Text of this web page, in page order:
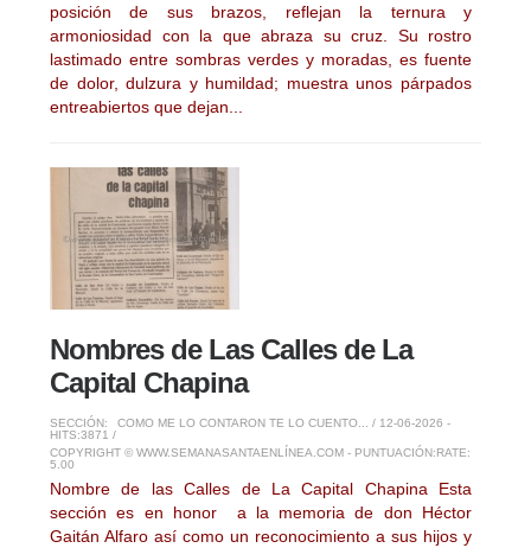
posición de sus brazos, reflejan la ternura y
armoniosidad con la que abraza su cruz. Su rostro
lastimado entre sombras verdes y moradas, es fuente
de dolor, dulzura y humildad; muestra unos párpados
entreabiertos que dejan...
Nombres de Las Calles de La
Capital Chapina
SECCIÓN: COMO ME LO CONTARON TE LO CUENTO...
/ 12-06-2026 -
HITS:3871 /
COPYRIGHT © WWW.SEMANASANTAENLÍNEA.COM - PUNTUACIÓN:RATE:
5.00
Nombre de las Calles de La Capital Chapina Esta
sección es en honor a la memoria de don Héctor
Gaitán Alfaro así como un reconocimiento a sus hijos y